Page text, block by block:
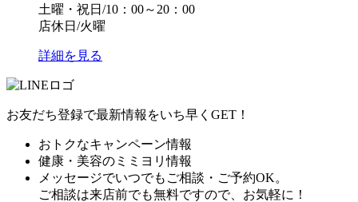
土曜・祝日/10：00～20：00
店休日/火曜
詳細を見る
お友だち登録で最新情報をいち早くGET！
おトクなキャンペーン情報
健康・美容のミミヨリ情報
メッセージでいつでもご相談・ご予約OK。
ご相談は来店前でも無料ですので、お気軽に！